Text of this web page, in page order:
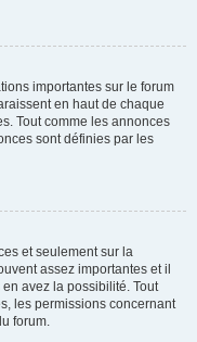
importantes sur le forum
en haut de chaque
Tout comme les annonces
sont définies par les
et seulement sur la
assez importantes et il
avez la possibilité. Tout
les permissions concernant
forum.